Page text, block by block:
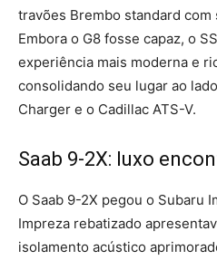
travões Brembo standard com
Embora o G8 fosse capaz, o
experiência mais moderna e
consolidando seu lugar ao
Charger e o Cadillac ATS-V.
Saab 9-2X: luxo
O Saab 9-2X pegou o Subaru
Impreza rebatizado
isolamento acústico